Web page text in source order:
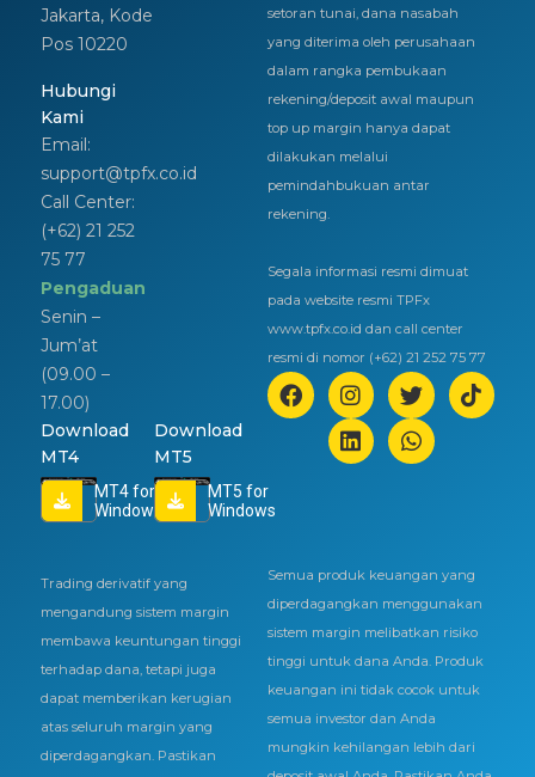
Jakarta, Kode
Pos 10220
Hubungi
Kami
Email:
support@tpfx.co.id
Call Center:
(+62) 21 252
75 77
Pengaduan
Senin –
Jum’at
(09.00 –
17.00)
Download
MT4
MT4 for
Windows
Download
MT5
MT5 for
Windows
setoran tunai, dana nasabah
yang diterima oleh perusahaan
dalam rangka pembukaan
rekening/deposit awal maupun
top up margin hanya dapat
dilakukan melalui
pemindahbukuan antar
rekening.
Segala informasi resmi dimuat
pada website resmi TPFx
www.tpfx.co.id dan call center
resmi di nomor (+62) 21 252 75 77
Trading derivatif yang
mengandung sistem margin
membawa keuntungan tinggi
terhadap dana, tetapi juga
dapat memberikan kerugian
atas seluruh margin yang
diperdagangkan. Pastikan
Semua produk keuangan yang
diperdagangkan menggunakan
sistem margin melibatkan risiko
tinggi untuk dana Anda. Produk
keuangan ini tidak cocok untuk
semua investor dan Anda
mungkin kehilangan lebih dari